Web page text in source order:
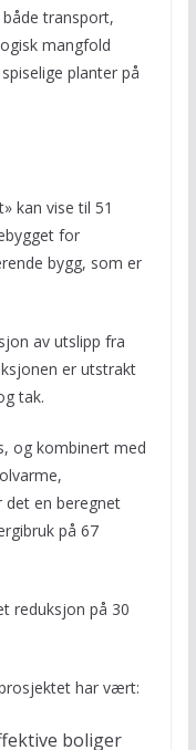
transport,
mangfold
planter på
kan vise til 51
for
bygg, som er
av utslipp fra
er utstrakt
tak.
og kombinert med
det en beregnet
på 67
reduksjon på 30
har vært:
boliger